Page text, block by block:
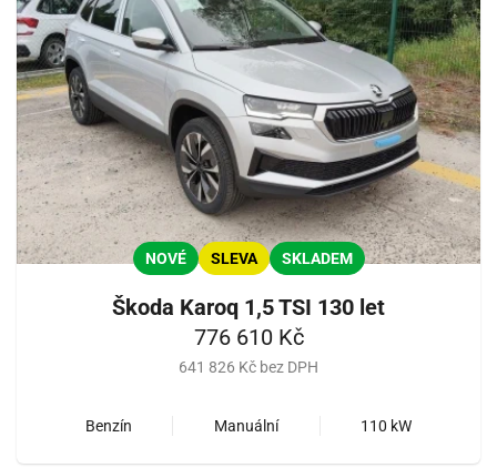
NOVÉ SLEVA SKLADEM
Škoda Karoq 1,5 TSI 130 let
776 610 Kč
641 826 Kč bez DPH
Benzín Manuální 110 kW